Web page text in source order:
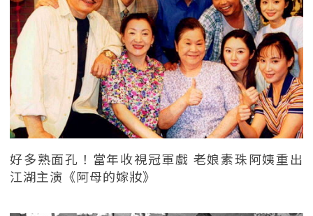
好多熟面孔！當年收視冠軍戲 老娘素珠阿姨重出
江湖主演《阿母的嫁妝》